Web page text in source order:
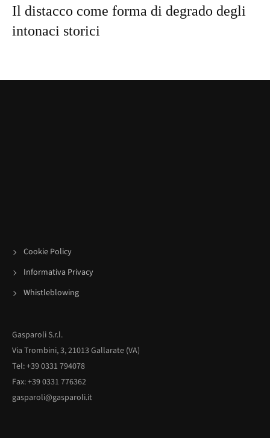
Il distacco come forma di degrado degli
intonaci storici
Cookie Policy
Informativa Privacy
Whistleblowing
Gasparoli S.r.l.
Via Trombini, 3, 21013 Gallarate (VA)
Tel: +39 0331 794078
Fax: +39 0331 776362
gasparoli@gasparoli.it